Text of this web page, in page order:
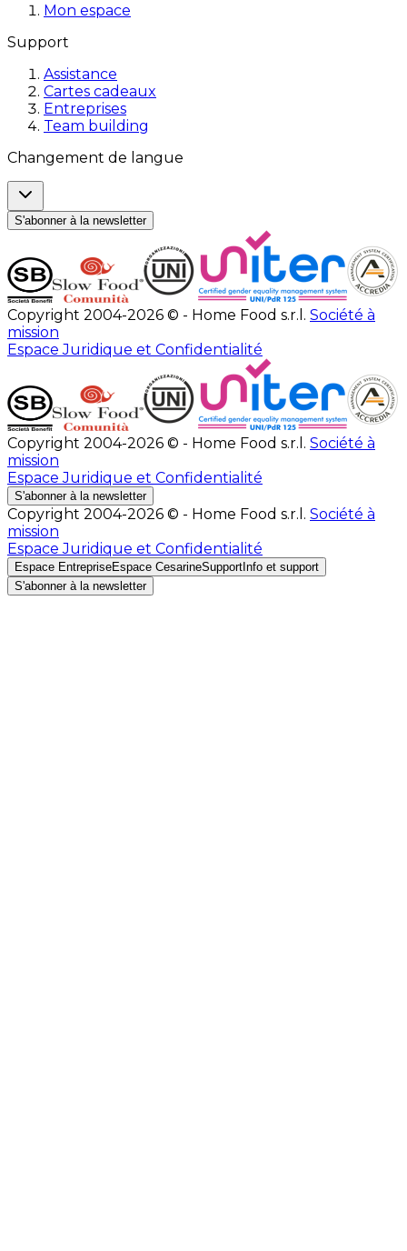
Mon espace
Support
Assistance
Cartes cadeaux
Entreprises
Team building
Changement de langue
S'abonner à la newsletter
Copyright 2004-2026 © - Home Food s.r.l. Société à
mission
Espace Juridique et Confidentialité
Copyright 2004-2026 © - Home Food s.r.l. Société à
mission
Espace Juridique et Confidentialité
S'abonner à la newsletter
Copyright 2004-2026 © - Home Food s.r.l. Société à
mission
Espace Juridique et Confidentialité
Espace EntrepriseEspace CesarineSupport Info et support
S'abonner à la newsletter